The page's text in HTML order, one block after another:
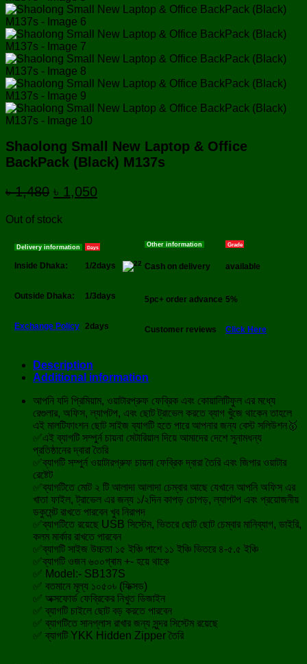
Shaolong Small New Laptop & Office
BackPack (Black) M137s
৳1,480 Original
was:
৳ 1,050
Out of stock
Delivery information Days
Inside Dhaka: 1/2days
Outside Dhaka: 1/3days
Exchange Policy 2days
Other information Grade
Cash on delivery available
5pc+ order advance 5%
Customer reviews Click Here
Description
Additional information
আপনি যদি প্রিমিয়াম, ওয়াটারপ্রুফ ফেব্রিক এবং কোয়ালিটিফুল এর মধ্যে
রেগুলার, অফিস, ল্যাপটপ, এবং ছোট ট্রাভেল করতে ব্যাগ খুঁজে থাকেন তাহলে
এই মালটিফাংশন ছোট সাইজ ব্যাগটি হতে পারে আপনার জন্য বেস্ট সলিউশন🥇
✅এই ব্যাগটি সম্পুর্ন চায়না মেটারিয়াল দিয়ে আমাদের দেশে সুনামধন্য
প্রতিষ্ঠানের দ্বারা তৈরি
✅ব্যাগটি সম্পুর্ন ওয়াটারপ্রুফ চায়না ফেব্রিক দ্বারা তৈরি এবং জিপার ওয়াটার
রেষ্টেট
✅ব্যাগটিতে মোট ২ টি আলাদা আলাদা চেম্বার আছে যেখানে আপনি অফিস এর
খাতা ফাইল, ট্রাভেল এর জন্য ১/২দিন কাপড় চোপড়, ল্যাপটপ এবং প্রয়োজনীয়
ডকুমেন্ট রাখতে পারবেন খুব নিরাপদ
✅ব্যাগটিতে রয়েছে USB সিস্টেম, ভিতরে ছোট ছোট চেম্বার মানিব্যাগ, ডাইরি,
কলম মার্কার রাখতে পারবেন
✅ব্যাগটি সাইজ উচ্চতা ১৫ ইঞ্চি পাশে ১১ ইঞ্চি ভিতরে ৪-৫.৫ ইঞ্চি
✅ব্যাগটি ওজন ৬০০গ্ৰাম +- হয়ে থাকে
✅ Model:- SB137S
✅ বতমানে মূল্য ১০৫০৳ (ফিক্সড)
✅ অক্সফোর্ড ফেব্রিকের নিখুত ডিজাইন
✅ ব্যাগটি চাইলে ছোট বড় করতে পারবেন
✅ ব্যাগটিতে সানগ্লাস রাখার জন্য সুন্দর সিস্টেম রয়েছে
✅ ব্যাগটি YKK Hidden Zipper তৈরি